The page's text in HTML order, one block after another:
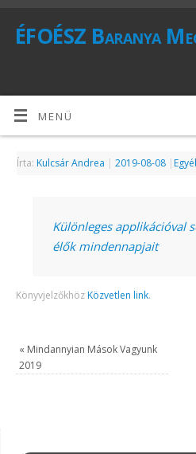
ÉFOÉSZ Baranya
MENÜ
Írta: Kulcsár Andrea | 2019-08-08 |
Különleges applikációval
élők mindennapjait
Könyvjelzőkhöz Közvetlen link.
« Mindannyian Mások Vagyunk
2019